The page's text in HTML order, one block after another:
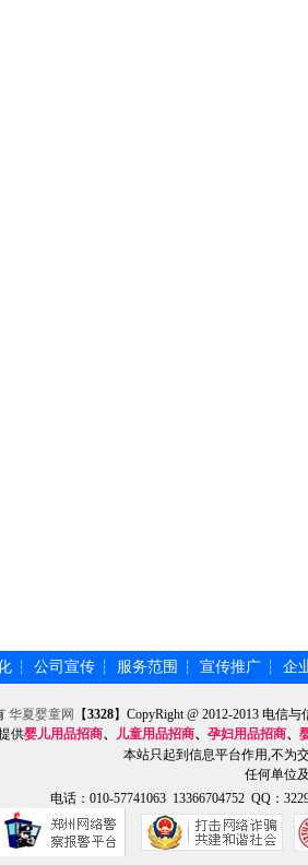
┆ 公司宣传 ┆ 服务范围 ┆ 宣传推广 ┆ 企
华夏婴童网 【3328】CopyRight @ 2012-2013 电信
供婴儿用品招商、 儿童用品招商、 孕妇用品招商、
本站只起到信息平台作用,不为
任何单位
电话：010-57741063 13366704752 QQ：